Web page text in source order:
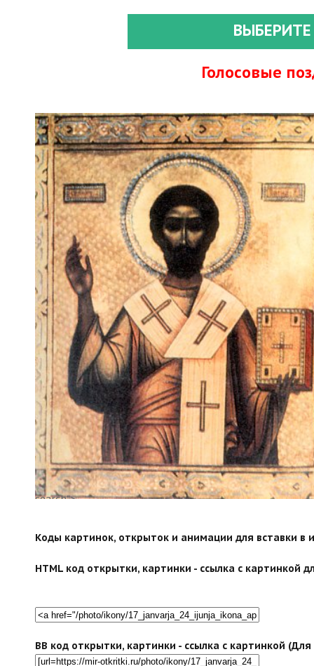
Голосовые
search">
Коды картинок, открыток и анимации для вставки в
HTML код открытки, картинки - ссылка с картинкой
BB код открытки, картинки - ссылка с картинкой